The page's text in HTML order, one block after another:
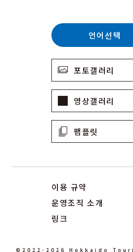
포토갤러리
영상갤러리
팸플릿
이용 규약
운영조직 소개
링크
언어선택
©2022-2026 Hokkaido